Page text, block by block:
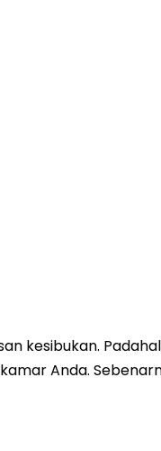
kesibukan.
Anda.